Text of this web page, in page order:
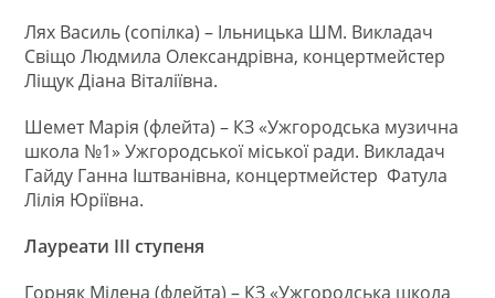
Лях Василь (сопілка) – Ільницька ШМ. Викладач
Свіщо Людмила Олександрівна, концертмейстер
Ліщук Діана Віталіївна.
Шемет Марія (флейта) – КЗ «Ужгородська музична
школа №1» Ужгородської міської ради. Викладач
Гайду Ганна Іштванівна, концертмейстер Фатула
Лілія Юріївна.
Лауреати ІІІ ступеня
Горняк Мілена (флейта) – КЗ «Ужгородська школа